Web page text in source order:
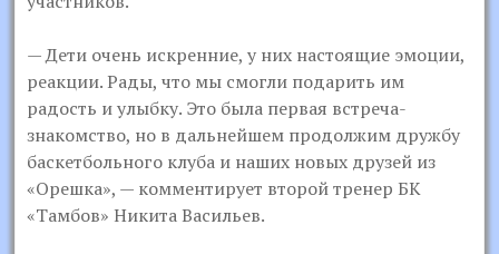
— Дети очень искренние, у них настоящие эмоции,
реакции. Рады, что мы смогли подарить им
радость и улыбку. Это была первая встреча-
знакомство, но в дальнейшем продолжим дружбу
баскетбольного клуба и наших новых друзей из
«Орешка», — комментирует второй тренер БК
«Тамбов» Никита Васильев.